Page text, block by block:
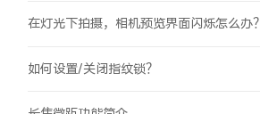
在灯光下拍摄，相机预览界面闪烁怎么办？
如何设置/关闭指纹锁？